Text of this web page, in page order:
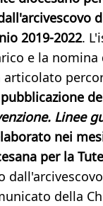
2019-2022.
e la nomina
pubblicazione
Linee
nei
per la
della